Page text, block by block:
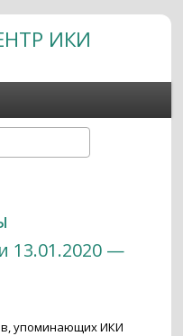
ИКИ
13.01.2020 —
упоминающих ИКИ